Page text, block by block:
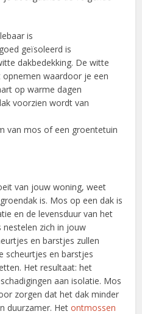
is
geïsoleerd is
dakbedekking. De witte
waardoor je een
op warme dagen
voorzien wordt van
van mos of een groentetuin
van jouw woning, weet
is. Mos op een dak is
en de levensduur van het
zich in jouw
en barstjes zullen
scheurtjes en barstjes
Het resultaat: het
aan isolatie. Mos
zorgen dat het dak minder
duurzamer. Hetontmossen